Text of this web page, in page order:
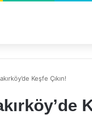
Keşfe Çıkın!